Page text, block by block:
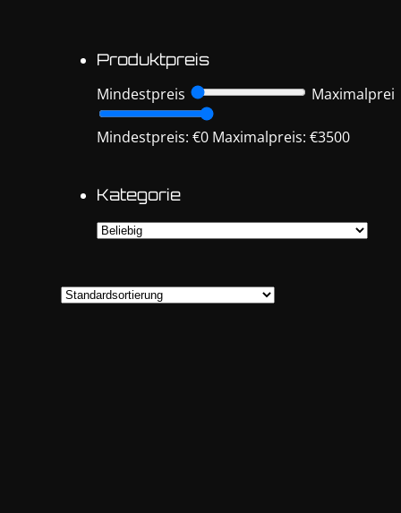
Produktpreis
Mindestpreis
Maximalpreis
Mindestpreis: €0 Maximalpreis: €3500
Kategorie